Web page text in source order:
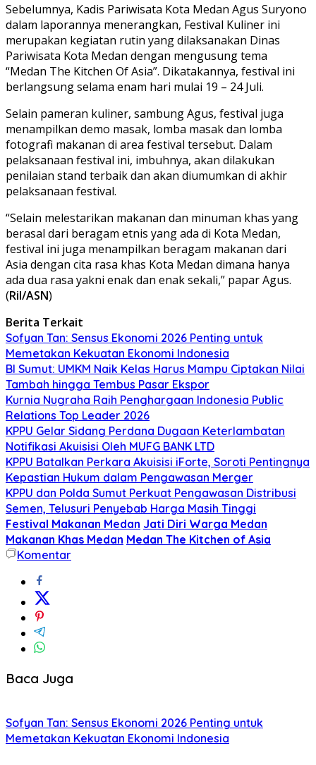
Sebelumnya, Kadis Pariwisata Kota Medan Agus Suryono
dalam laporannya menerangkan, Festival Kuliner ini
merupakan kegiatan rutin yang dilaksanakan Dinas
Pariwisata Kota Medan dengan mengusung tema
“Medan The Kitchen Of Asia”. Dikatakannya, festival ini
berlangsung selama enam hari mulai 19 – 24 Juli.
Selain pameran kuliner, sambung Agus, festival juga
menampilkan demo masak, lomba masak dan lomba
fotografi makanan di area festival tersebut. Dalam
pelaksanaan festival ini, imbuhnya, akan dilakukan
penilaian stand terbaik dan akan diumumkan di akhir
pelaksanaan festival.
“Selain melestarikan makanan dan minuman khas yang
berasal dari beragam etnis yang ada di Kota Medan,
festival ini juga menampilkan beragam makanan dari
Asia dengan cita rasa khas Kota Medan dimana hanya
ada dua rasa yakni enak dan enak sekali,” papar Agus.
(Ril/ASN)
Berita Terkait
Sofyan Tan: Sensus Ekonomi 2026 Penting untuk
Memetakan Kekuatan Ekonomi Indonesia
BI Sumut: UMKM Naik Kelas Harus Mampu Ciptakan Nilai
Tambah hingga Tembus Pasar Ekspor
Kurnia Nugraha Raih Penghargaan Indonesia Public
Relations Top Leader 2026
KPPU Gelar Sidang Perdana Dugaan Keterlambatan
Notifikasi Akuisisi Oleh MUFG BANK LTD
KPPU Batalkan Perkara Akuisisi iForte, Soroti Pentingnya
Kepastian Hukum dalam Pengawasan Merger
KPPU dan Polda Sumut Perkuat Pengawasan Distribusi
Semen, Telusuri Penyebab Harga Masih Tinggi
Festival Makanan Medan Jati Diri Warga Medan
Makanan Khas Medan Medan The Kitchen of Asia
Komentar
Baca Juga
Sofyan Tan: Sensus Ekonomi 2026 Penting untuk
Memetakan Kekuatan Ekonomi Indonesia